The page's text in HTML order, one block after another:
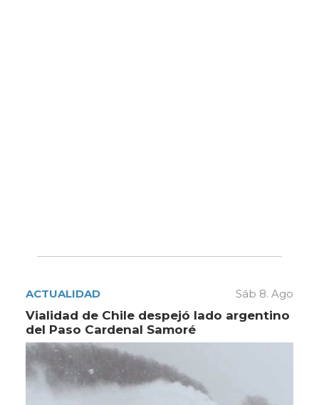
ACTUALIDAD Sáb 8. Ago
Vialidad de Chile despejó lado argentino
del Paso Cardenal Samoré